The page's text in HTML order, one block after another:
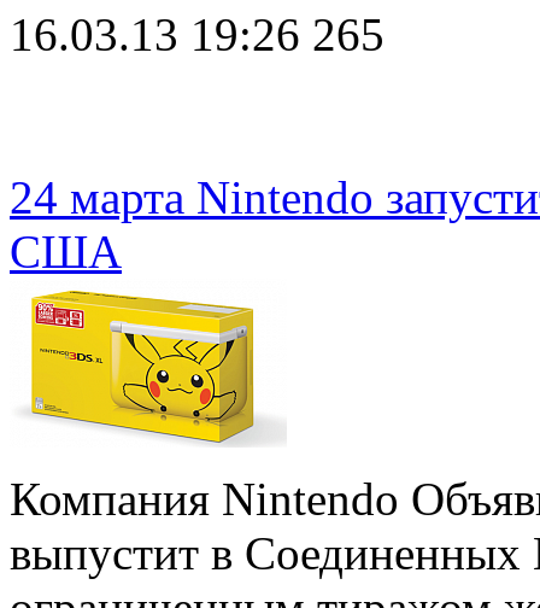
16.03.13 19:26 265
24 марта Nintendo
США
Компания Nintendo
выпустит в